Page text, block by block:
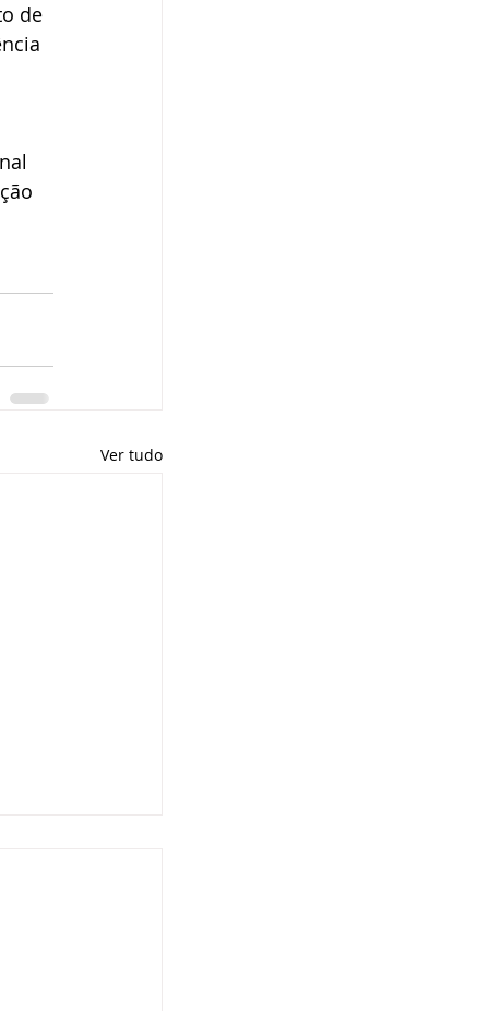
de
Ver tudo